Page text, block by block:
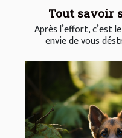
Tout savoir
Après l’effort, c’est
envie de vous